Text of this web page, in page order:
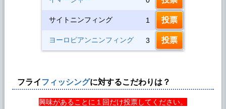
サイトニンフィング 1
ヨーロピアンニンフィング 3
フライフィッシングに対するこだわりは？
興味があることに１回だけ投票してください。